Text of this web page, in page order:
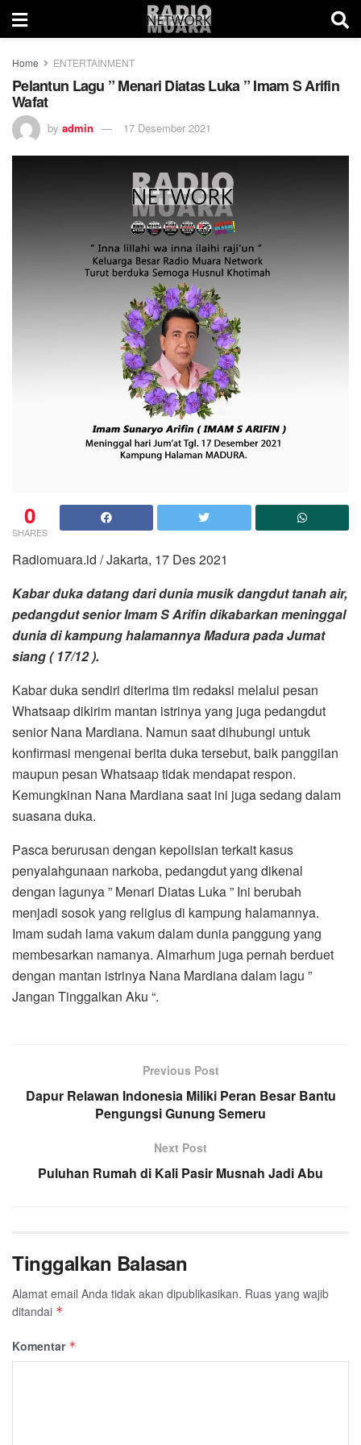
Home ENTERTAINMENT
Pelantun Lagu ” Menari Diatas Luka ” Imam S Arifin
Wafat
by admin 17 Desember 2021
0
SHARES
Radiomuara.id / Jakarta, 17 Des 2021
Kabar duka datang dari dunia musik dangdut tanah air,
pedangdut senior Imam S Arifin dikabarkan meninggal
dunia di kampung halamannya Madura pada Jumat
siang ( 17/12 ).
Kabar duka sendiri diterima tim redaksi melalui pesan
Whatsaap dikirim mantan istrinya yang juga pedangdut
senior Nana Mardiana. Namun saat dihubungi untuk
konfirmasi mengenai berita duka tersebut, baik panggilan
maupun pesan Whatsaap tidak mendapat respon.
Kemungkinan Nana Mardiana saat ini juga sedang dalam
suasana duka.
Pasca berurusan dengan kepolisian terkait kasus
penyalahgunaan narkoba, pedangdut yang dikenal
dengan lagunya ” Menari Diatas Luka ” Ini berubah
menjadi sosok yang religius di kampung halamannya.
Imam sudah lama vakum dalam dunia panggung yang
membesarkan namanya. Almarhum juga pernah berduet
dengan mantan istrinya Nana Mardiana dalam lagu ”
Jangan Tinggalkan Aku “.
Previous Post
Dapur Relawan Indonesia Miliki Peran Besar Bantu
Pengungsi Gunung Semeru
Next Post
Puluhan Rumah di Kali Pasir Musnah Jadi Abu
Tinggalkan Balasan
Alamat email Anda tidak akan dipublikasikan. Ruas yang wajib
ditandai *
Komentar *